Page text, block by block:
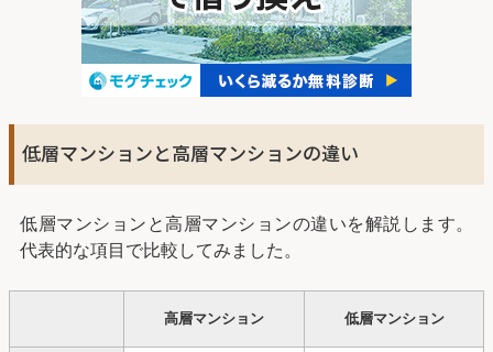
低層マンションと高層マンションの違い
低層マンションと高層マンションの違いを解説します。
代表的な項目で比較してみました。
高層マンション 低層マンション